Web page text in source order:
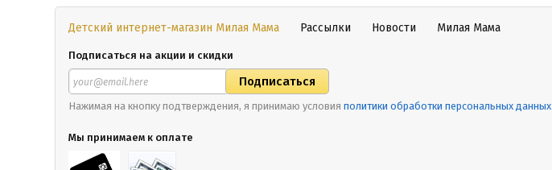
Детский интернет-магазин Милая Мама Рассылки Новости Милая Мама
Подписаться на акции и скидки
Нажимая на кнопку подтверждения, я принимаю условия политики обработки персональных данных
Мы принимаем к оплате